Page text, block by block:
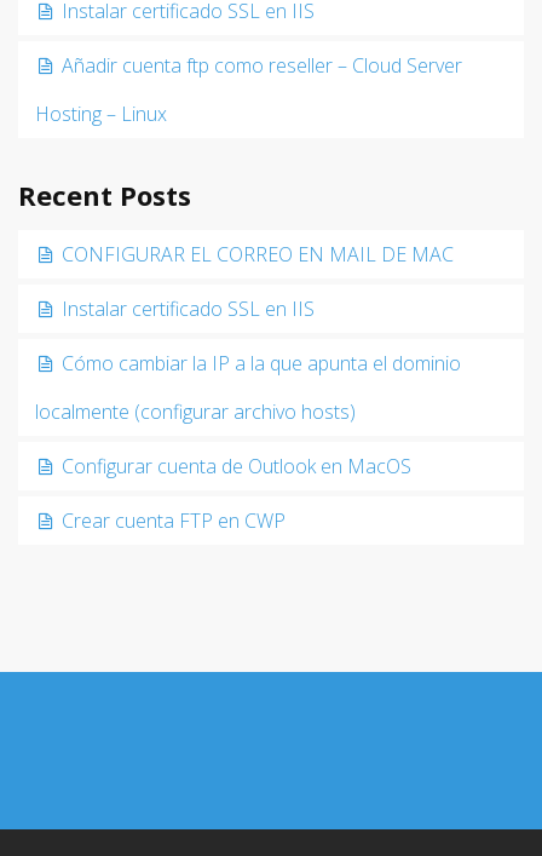
Instalar certificado SSL en IIS
Añadir cuenta ftp como reseller – Cloud Server
Hosting – Linux
Recent Posts
CONFIGURAR EL CORREO EN MAIL DE MAC
Instalar certificado SSL en IIS
Cómo cambiar la IP a la que apunta el dominio
localmente (configurar archivo hosts)
Configurar cuenta de Outlook en MacOS
Crear cuenta FTP en CWP